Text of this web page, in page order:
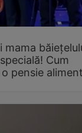
mama
Cum
pensie